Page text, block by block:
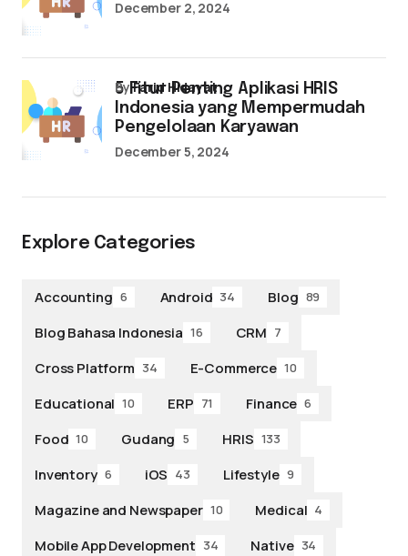
December 2, 2024
5 Fitur Penting Aplikasi HRIS
Indonesia yang Mempermudah
Pengelolaan Karyawan
byFarid Hidayat
December 5, 2024
Explore Categories
Accounting 6 Android 34 Blog 89
Blog Bahasa Indonesia 16 CRM 7
Cross Platform 34 E-Commerce 10
Educational 10 ERP 71 Finance 6
Food 10 Gudang 5 HRIS 133
Inventory 6 iOS 43 Lifestyle 9
Magazine and Newspaper 10 Medical 4
Mobile App Development 34 Native 34